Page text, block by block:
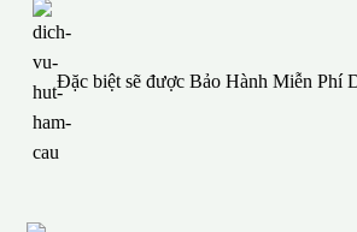
Đặc biệt sẽ được Bảo Hành Miễn Phí